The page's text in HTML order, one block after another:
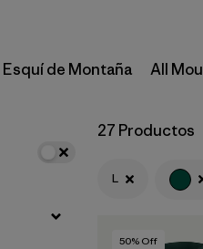
Esquí de Montaña All
27 Productos
L
50% Off